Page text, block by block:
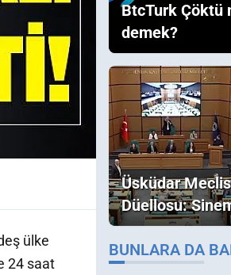
ülke
24 saat
BtcTurk Çöktü
demek?
Üsküdar
Düellosu:
Ezber Bozan
"İmamoğlu"
BUNLARA DA